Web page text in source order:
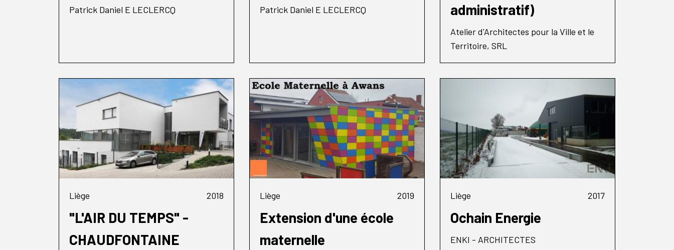
Patrick Daniel E LECLERCQ Patrick Daniel E LECLERCQ
administratif)
Atelier d'Architectes pour la Ville et le
Territoire, SRL
Liège 2018
"L'AIR DU TEMPS" -
CHAUDFONTAINE
Liège 2019
Extension d'une école
maternelle
Liège 2017
Ochain Energie
ENKI - ARCHITECTES